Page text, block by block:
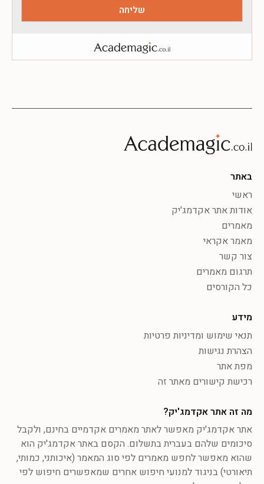
באתר
ראשי
אודות אתר אקדמג'יק
מאמרים
מאמר אקראי
צור קשר
תרגום מאמרים
כל הקורסים
מידע
תנאי שימוש ומדיניות פרטיות
הצהרת נגישות
מפת אתר
רכישת קישורים מאתר זה
מה זה אתר אקדמג'יק?
אתר אקדמג'יק מאפשר לאתר מאמרים אקדמיים בחינם, ולקבל
סיכומים שלהם בעברית בתשלום. הקסם באתר אקדמג'יק הוא
שהוא מאפשר לחפש מאמרים לפי סוג המאמר (איכותני, כמותי,
תיאורטי) בניגוד למנועי חיפוש אחרים שמאפשרים חיפוש לפי